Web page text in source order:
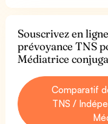
Souscrivez en
prévoyance TNS
Médiatrice
Comparatif
TNS /